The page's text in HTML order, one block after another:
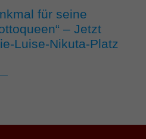
für seine
– Jetzt
Luise-Nikuta-Platz